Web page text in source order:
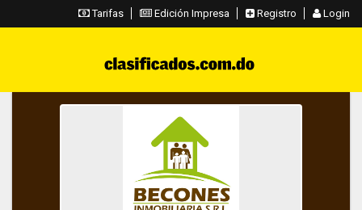
Tarifas Edición Impresa Registro Login